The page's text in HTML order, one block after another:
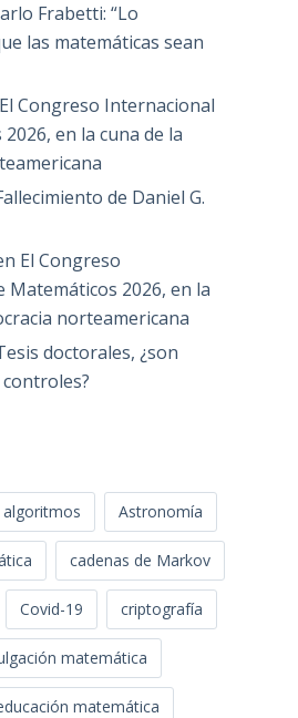
Frabetti: “Lo
las matemáticas sean
El Congreso Internacional
en la cuna de la
de Daniel G.
El Congreso
Matemáticos 2026, en la
norteamericana
doctorales, ¿son
algoritmos Astronomía
cadenas de Markov
Covid-19 criptografía
matemática
matemática